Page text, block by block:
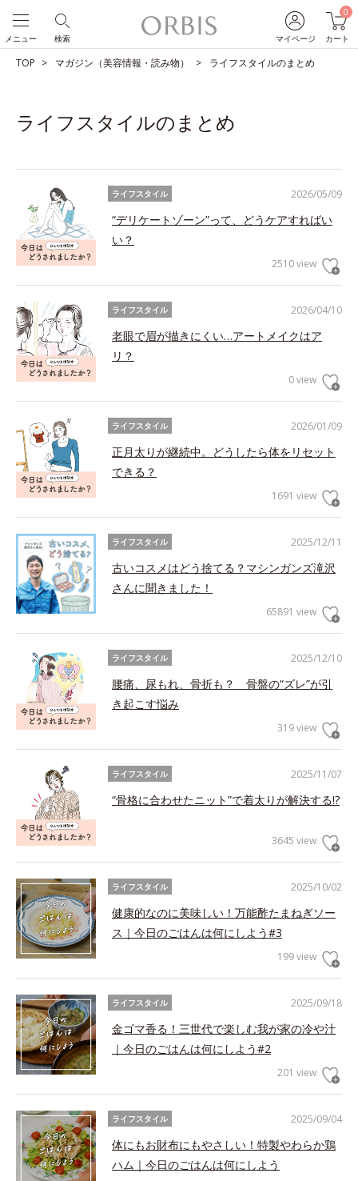
マイページ
0
カート
検索
メニュー
TOP マガジン（美容情報・読み物） ライフスタイルのまとめ
ライフスタイルのまとめ
2026/05/09
ライフスタイル
“デリケートゾーン”って、どうケアすればい
い？
2510 view
2026/04/10
ライフスタイル
老眼で眉が描きにくい…アートメイクはア
リ？
0 view
2026/01/09
ライフスタイル
正月太りが継続中。どうしたら体をリセット
できる？
1691 view
2025/12/11
ライフスタイル
古いコスメはどう捨てる？マシンガンズ滝沢
さんに聞きました！
65891 view
2025/12/10
ライフスタイル
腰痛、尿もれ、骨折も？ 骨盤の“ズレ”が引
き起こす悩み
319 view
2025/11/07
ライフスタイル
“骨格に合わせたニット”で着太りが解決する!?
3645 view
2025/10/02
ライフスタイル
健康的なのに美味しい！万能酢たまねぎソー
ス｜今日のごはんは何にしよう#3
199 view
2025/09/18
ライフスタイル
金ゴマ香る！三世代で楽しむ我が家の冷や汁
｜今日のごはんは何にしよう#2
201 view
2025/09/04
ライフスタイル
体にもお財布にもやさしい！特製やわらか鶏
ハム｜今日のごはんは何にしよう